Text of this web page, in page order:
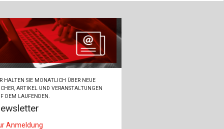
Social Media
Library
Kalender
Zeitschriften
Ansprechpartner:innen
So finden Sie uns
bauingenieur24 – Berufsportal
Ingenieurbaupreis
HALTEN SIE MONATLICH ÜBER NEUE
ARTIKEL UND VERANSTALTUNGEN
DEM LAUFENDEN.
Anmeldung